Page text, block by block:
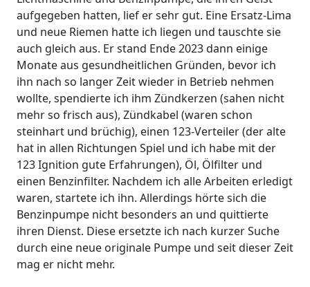
aufgegeben hatten, lief er sehr gut. Eine Ersatz-Lima
und neue Riemen hatte ich liegen und tauschte sie
auch gleich aus. Er stand Ende 2023 dann einige
Monate aus gesundheitlichen Gründen, bevor ich
ihn nach so langer Zeit wieder in Betrieb nehmen
wollte, spendierte ich ihm Zündkerzen (sahen nicht
mehr so frisch aus), Zündkabel (waren schon
steinhart und brüchig), einen 123-Verteiler (der alte
hat in allen Richtungen Spiel und ich habe mit der
123 Ignition gute Erfahrungen), Öl, Ölfilter und
einen Benzinfilter. Nachdem ich alle Arbeiten erledigt
waren, startete ich ihn. Allerdings hörte sich die
Benzinpumpe nicht besonders an und quittierte
ihren Dienst. Diese ersetzte ich nach kurzer Suche
durch eine neue originale Pumpe und seit dieser Zeit
mag er nicht mehr.